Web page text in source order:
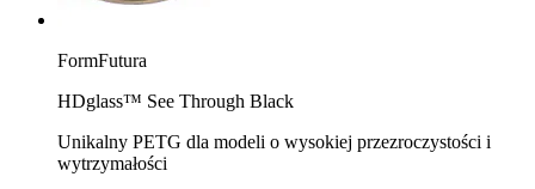
FormFutura
HDglass™ See Through Black
Unikalny PETG dla modeli o wysokiej przezroczystości i
wytrzymałości